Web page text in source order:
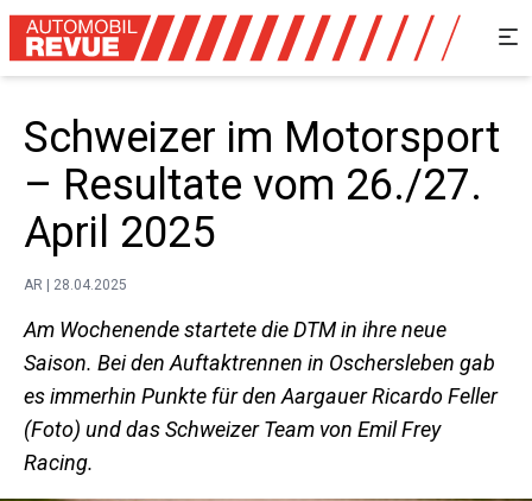
Schweizer im Motorsport
– Resultate vom 26./27.
April 2025
AR | 28.04.2025
Am Wochenende startete die DTM in ihre neue
Saison. Bei den Auftaktrennen in Oschersleben gab
es immerhin Punkte für den Aargauer Ricardo Feller
(Foto) und das Schweizer Team von Emil Frey
Racing.